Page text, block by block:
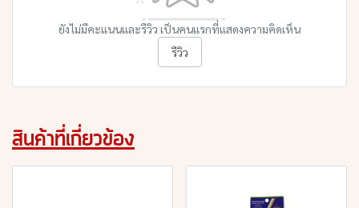
ยังไม่มีคะแนนและรีวิว เป็นคนแรกที่แสดงความคิดเห็น
รีวิว
สินค้าที่เกี่ยวข้อง